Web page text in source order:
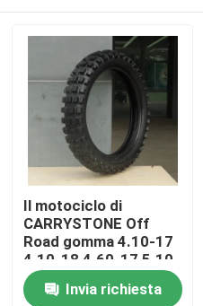
Prodotti
Chi siamo
Il motociclo di
CARRYSTONE Off
Road gomma 4.10-17
4.10-18 4.60-17 5.10-
17 J863
6PRTT/8PRTT
Invia richiesta